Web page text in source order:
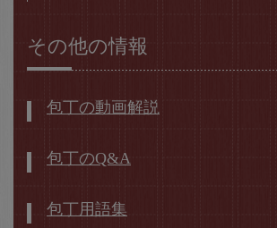
その他の情報
包丁の動画解説
包丁のQ&A
包丁用語集